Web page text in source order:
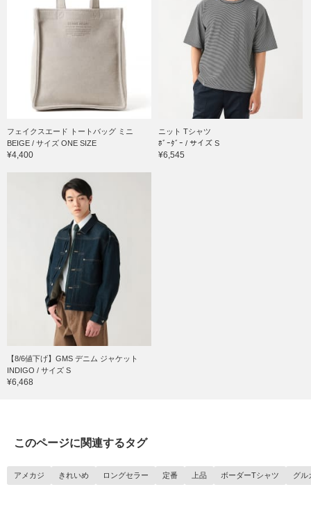
フェイクスエード トートバッグ ミニ
BEIGE / サイズ ONE SIZE
¥4,400
ニット Tシャツ
ﾎﾞｰﾀﾞｰ / サイズ S
¥6,545
【8/6値下げ】GMS デニム ジャケット
INDIGO / サイズ S
¥6,468
このページに関連するタグ
アメカジ きれいめ ロングセラー 定番 上品 ボーダーTシャツ グル